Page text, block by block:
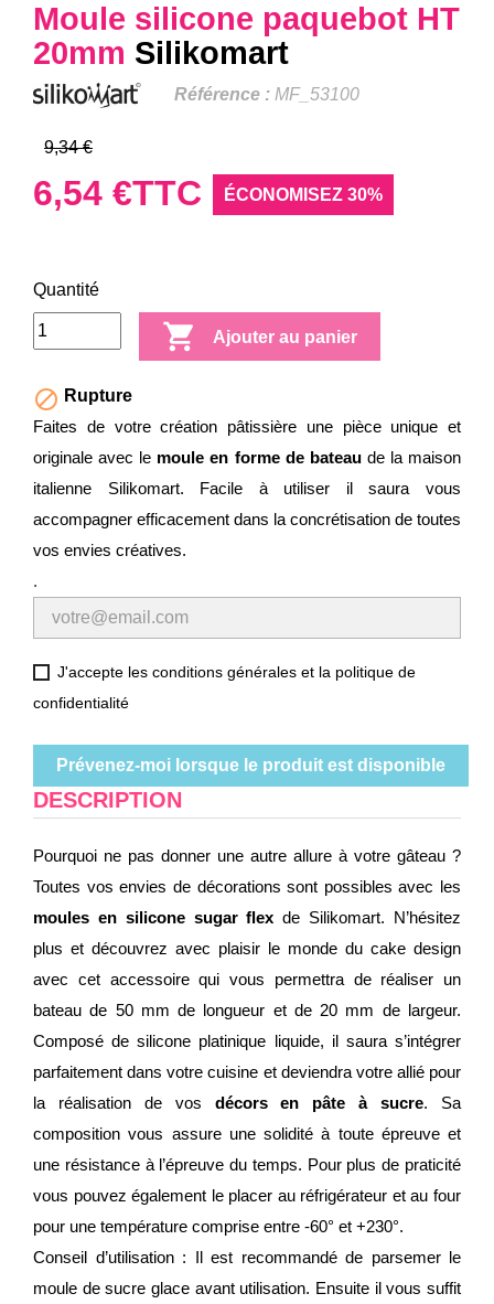
Moule silicone paquebot HT
20mm Silikomart
Référence : MF_53100
9,34 €
6,54 €TTC ÉCONOMISEZ 30%
Quantité
 Ajouter au panier
 Rupture
Faites de votre création pâtissière une pièce unique et
originale avec le moule en forme de bateaude la maison
italienne Silikomart. Facile à utiliser il saura vous
accompagner efficacement dans la concrétisation de toutes
vos envies créatives.
.
J'accepte les conditions générales et la politique de
confidentialité
Prévenez-moi lorsque le produit est disponible
DESCRIPTION
Pourquoi ne pas donner une autre allure à votre gâteau ?
Toutes vos envies de décorations sont possibles avec les
moules en silicone sugar flex de Silikomart. N’hésitez
plus et découvrez avec plaisir le monde du cake design
avec cet accessoire qui vous permettra de réaliser un
bateau de 50 mm de longueur et de 20 mm de largeur.
Composé de silicone platinique liquide, il saura s’intégrer
parfaitement dans votre cuisine et deviendra votre allié pour
la réalisation de vos décors en pâte à sucre. Sa
composition vous assure une solidité à toute épreuve et
une résistance à l’épreuve du temps. Pour plus de praticité
vous pouvez également le placer au réfrigérateur et au four
pour une température comprise entre -60° et +230°.
Conseil d’utilisation : Il est recommandé de parsemer le
moule de sucre glace avant utilisation. Ensuite il vous suffit